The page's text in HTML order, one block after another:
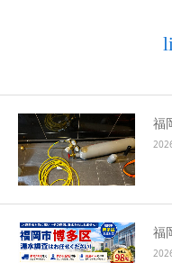
福
福
ご相談無料お問い合